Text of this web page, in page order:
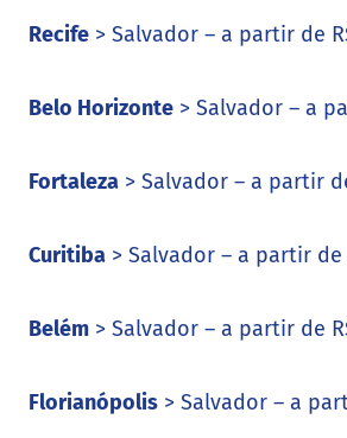
Recife > Salvador – a partir de
Belo Horizonte > Salvador – a
Fortaleza > Salvador – a partir
Curitiba > Salvador – a partir de
Belém > Salvador – a partir de
Florianópolis > Salvador – a